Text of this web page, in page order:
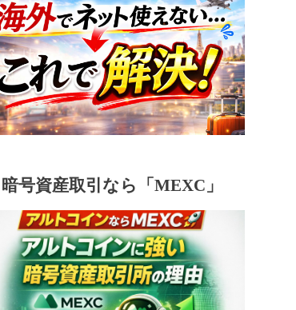
暗号資産取引なら「MEXC」